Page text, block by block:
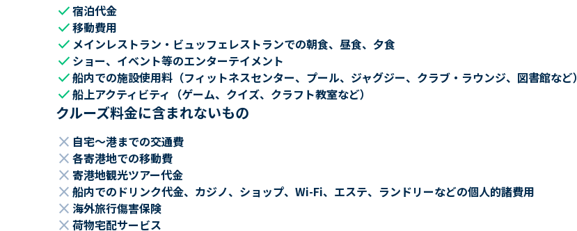
check宿泊代金
check移動費用
check メインレストラン・ビュッフェレストランでの朝食、昼食、夕食
check ショー、イベント等のエンターテイメント
check船内での施設使用料（フィットネスセンター、プール、ジャグジー、クラブ・ラウンジ、図書館など）
check船上アクティビティ（ゲーム、クイズ、クラフト教室など）
クルーズ料金に含まれないもの
close 自宅～港までの交通費
close 各寄港地での移動費
close 寄港地観光ツアー代金
close 船内でのドリンク代金、カジノ、ショップ、Wi-Fi、エステ、ランドリーなどの個人的諸費用
close 海外旅行傷害保険
close 荷物宅配サービス